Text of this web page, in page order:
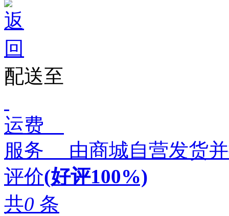
配送至
运费
服务
由商城自营发货
评价(好评100%)
共0 条